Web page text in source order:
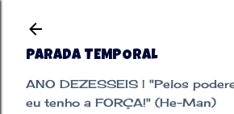
PARADA TEMPORAL
ANO DEZESSEIS | "Pelos
eu tenho a FORÇA!" (He-Man)